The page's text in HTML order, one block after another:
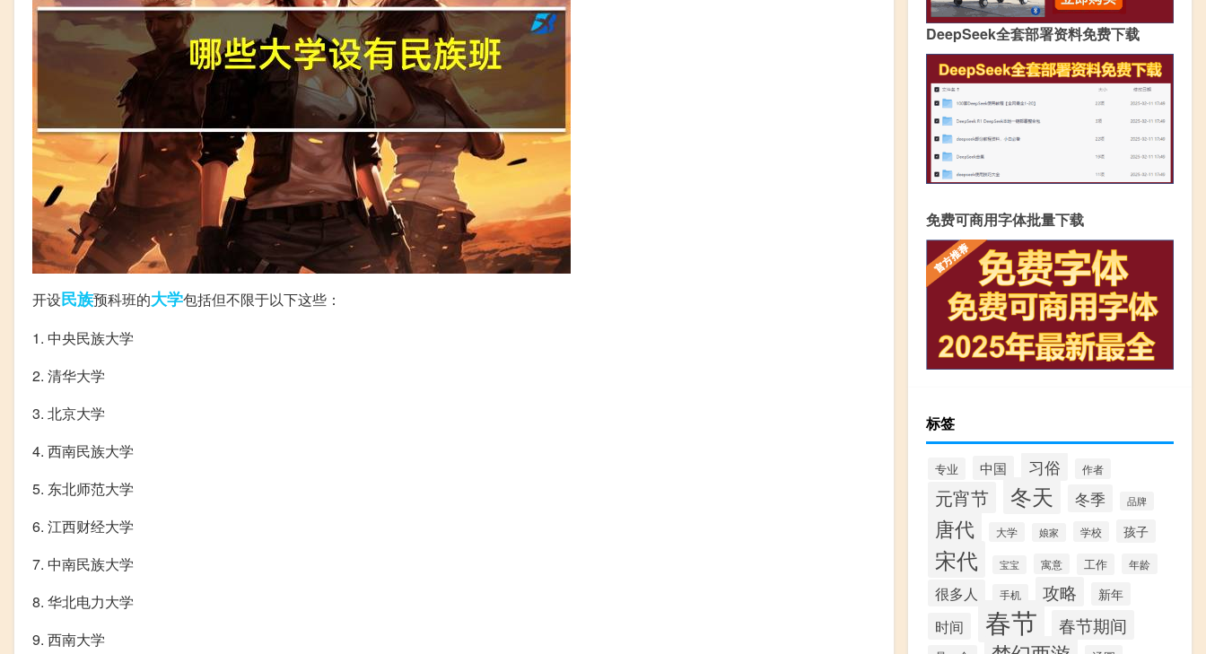
开设民族预科班的大学包括但不限于以下这些：
1. 中央民族大学
2. 清华大学
3. 北京大学
4. 西南民族大学
5. 东北师范大学
6. 江西财经大学
7. 中南民族大学
8. 华北电力大学
9. 西南大学
DeepSeek全套部署资料免费下载
免费可商用字体批量下载
标签
专业 中国 习俗 作者
元宵节 冬天 冬季 品牌
唐代 大学 娘家 学校 孩子
宋代 宝宝 寓意 工作 年龄
很多人 手机 攻略 新年
时间 春节 春节期间